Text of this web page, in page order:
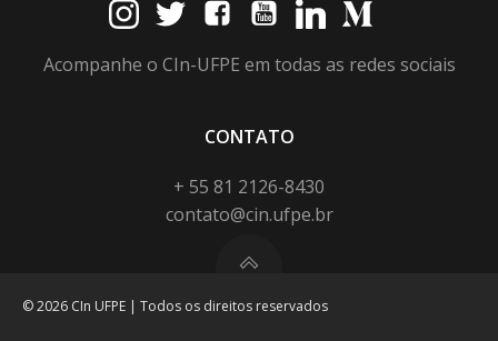
Acompanhe o CIn-UFPE em todas as redes sociais
CONTATO
+ 55 81 2126-8430
contato@cin.ufpe.br
© 2026 CIn UFPE | Todos os direitos reservados